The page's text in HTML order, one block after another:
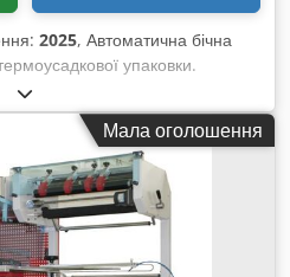
2025, Автоматична бічна
упаковки.
широких виробів. Ідеально
SHRINKtunnel POF-
автоматизованого
автоматичне або ручне
максимальна
режимі: 20 циклів/
виробу: необмежена
Aov Nl Elebyoa
Мала оголошення